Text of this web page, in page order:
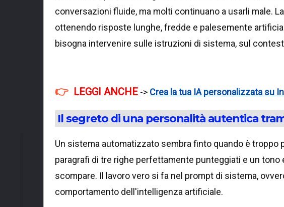
conversazioni fluide, ma molti continuano a usarli male.
ottenendo risposte lunghe, fredde e palesemente
bisogna intervenire sulle istruzioni di sistema, sul
LEGGI ANCHE -> Crea la tua IA personalizzata su
Il segreto di una personalità autentica
Un sistema automatizzato sembra finto quando è troppo
paragrafi di tre righe perfettamente punteggiati e un
scompare. Il lavoro vero si fa nel prompt di sistema,
comportamento dell'intelligenza artificiale.